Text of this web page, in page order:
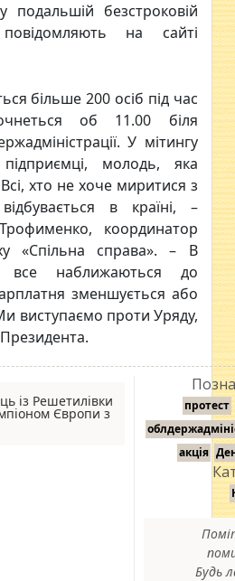
безстроковій
на сайті
більше 200 осіб під час
об 11.00 біля
У мітингу
молодь, яка
хто не хоче миритися з
в країні, –
координатор
«Спільна справа». – В
все наближаються до
зменшується або
виступаємо проти Уряду,
із Решетилівки
Європи з
протест
акція
Будь